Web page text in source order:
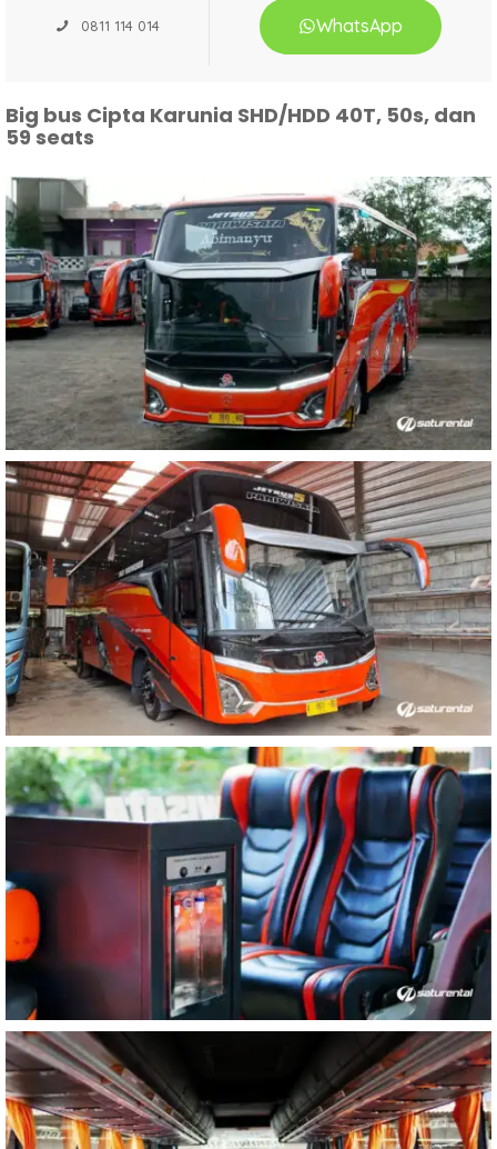
0811 114 014 WhatsApp
Big bus Cipta Karunia SHD/HDD 40T, 50s, dan
59 seats